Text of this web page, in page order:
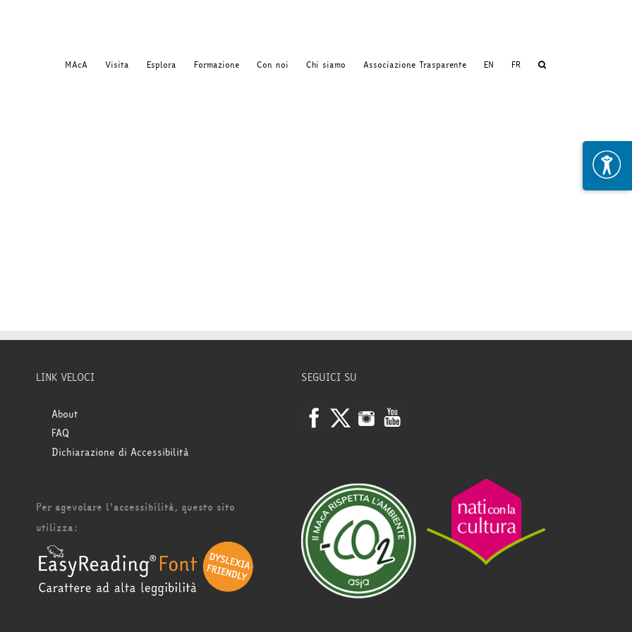
MAcA Visita Esplora Formazione Con noi Chi siamo Associazione Trasparente EN FR
LINK VELOCI
About
FAQ
Dichiarazione di Accessibilità
Per agevolare l'accessibilità, questo sito
utilizza:
SEGUICI SU